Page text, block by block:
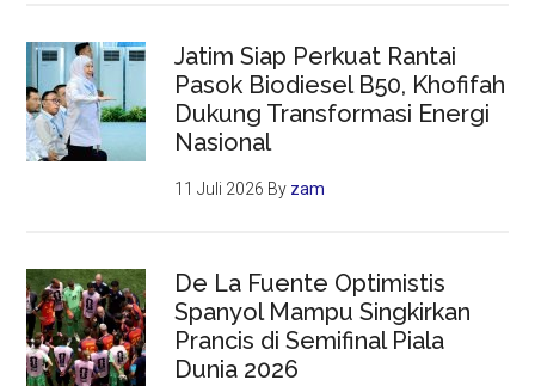
Jatim Siap Perkuat Rantai
Pasok Biodiesel B50, Khofifah
Dukung Transformasi Energi
Nasional
11 Juli 2026 By zam
De La Fuente Optimistis
Spanyol Mampu Singkirkan
Prancis di Semifinal Piala
Dunia 2026